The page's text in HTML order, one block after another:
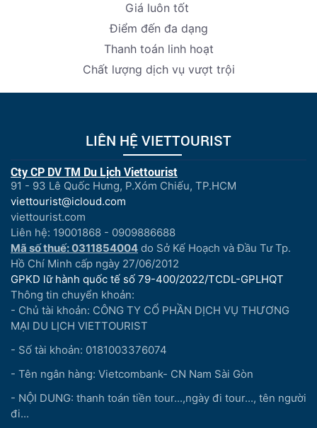
Giá luôn tốt
Điểm đến đa dạng
Thanh toán linh hoạt
Chất lượng dịch vụ vượt trội
LIÊN HỆ VIETTOURIST
Cty CP DV TM Du Lịch Viettourist
91 - 93 Lê Quốc Hưng, P.Xóm Chiếu, TP.HCM
viettourist@icloud.com
viettourist.com
Liên hệ: 19001868 - 0909886688
Mã số thuế: 0311854004 do Sở Kế Hoạch và Đầu Tư Tp.
Hồ Chí Minh cấp ngày 27/06/2012
GPKD lữ hành quốc tế số 79-400/2022/TCDL-GPLHQT
Thông tin chuyển khoản:
- Chủ tài khoản: CÔNG TY CỔ PHẦN DỊCH VỤ THƯƠNG
MẠI DU LỊCH VIETTOURIST
- Số tài khoản: 0181003376074
- Tên ngân hàng: Vietcombank- CN Nam Sài Gòn
- NỘI DUNG: thanh toán tiền tour...,ngày đi tour..., tên người
đi...